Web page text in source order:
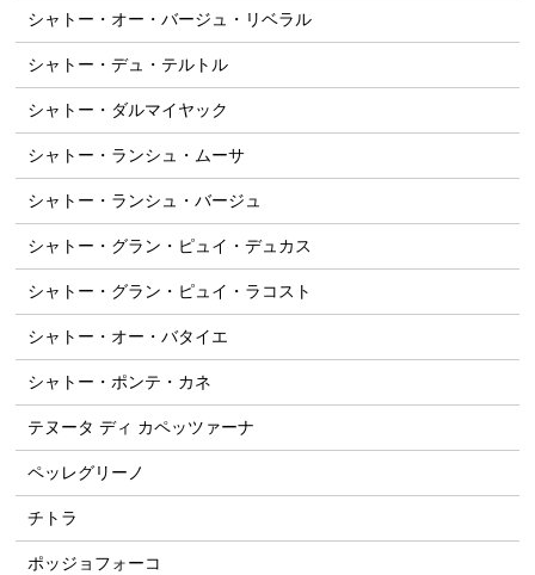
シャトー・オー・バージュ・リベラル
シャトー・デュ・テルトル
シャトー・ダルマイヤック
シャトー・ランシュ・ムーサ
シャトー・ランシュ・バージュ
シャトー・グラン・ピュイ・デュカス
シャトー・グラン・ピュイ・ラコスト
シャトー・オー・バタイエ
シャトー・ポンテ・カネ
テヌータ ディ カペッツァーナ
ペッレグリーノ
チトラ
ポッジョフォーコ